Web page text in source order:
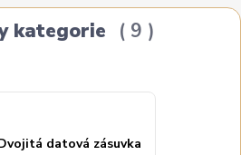
kategorie 9